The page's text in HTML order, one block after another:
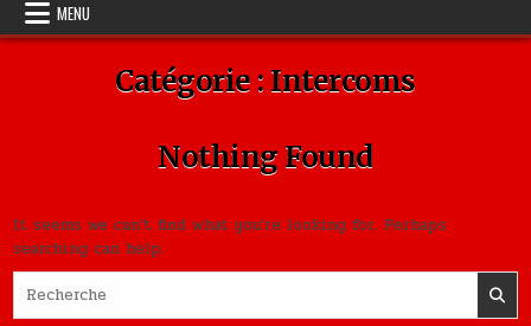
MENU
Catégorie : Intercoms
Nothing Found
It seems we can’t find what you’re looking for. Perhaps
searching can help.